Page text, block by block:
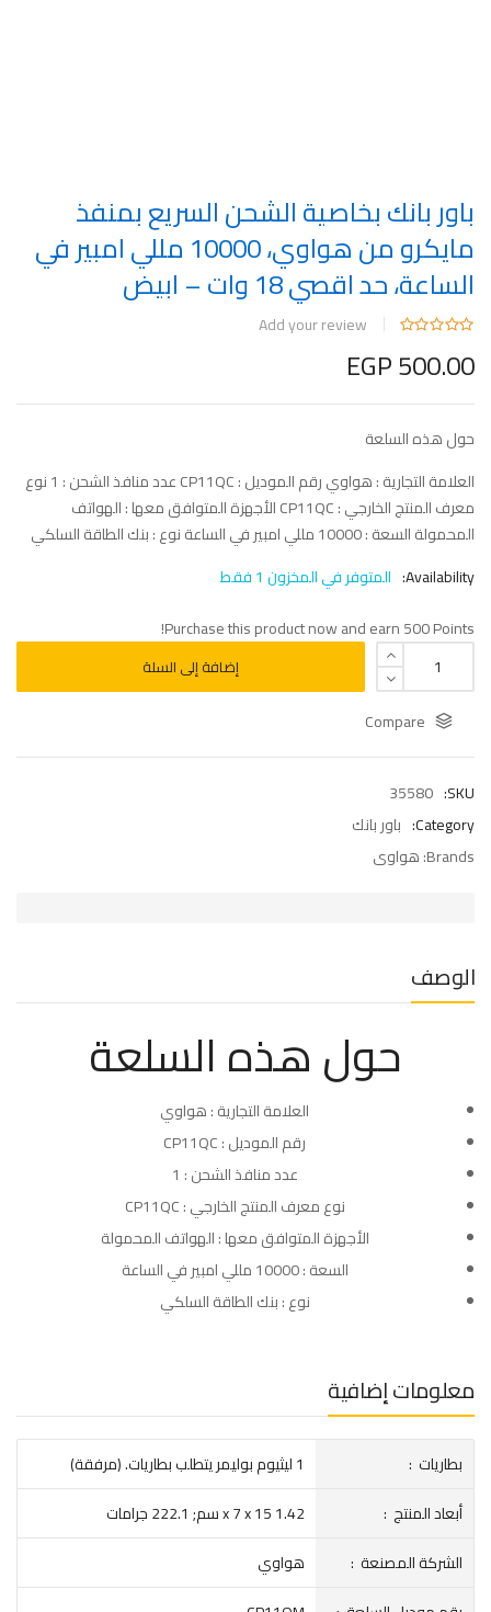
باور بانك بخاصية الشحن السريع بمنفذ
مايكرو من هواوي، 10000 مللي امبير في
الساعة، حد اقصي 18 وات – ابيض
Add your review
EGP500.00
حول هذه السلعة
العلامة التجارية : هواوي رقم الموديل : CP11QC عدد منافذ الشحن : 1 نوع
معرف المنتج الخارجي : CP11QC الأجهزة المتوافق معها : الهواتف
المحمولة السعة : 10000 مللي امبير في الساعة نوع : بنك الطاقة السلكي
Availability: المتوفر في المخزون 1 فقط
Purchase this product now and earn500Points!
إضافة إلى السلة
Compare
SKU:
35580
Category: باور بانك
Brands: هواوى
الوصف
حول هذه السلعة
العلامة التجارية : هواوي
رقم الموديل : CP11QC
عدد منافذ الشحن : 1
نوع معرف المنتج الخارجي : CP11QC
الأجهزة المتوافق معها : الهواتف المحمولة
السعة : 10000 مللي امبير في الساعة
نوع : بنك الطاقة السلكي
معلومات إضافية
بطاريات ‏ : ‎
1 ليثيوم بوليمر يتطلب بطاريات. (مرفقة)
أبعاد المنتج ‏ : ‎
1.42 x 7 x 15 سم; 222.1 جرامات
الشركة المصنعة ‏ : ‎
هواوي